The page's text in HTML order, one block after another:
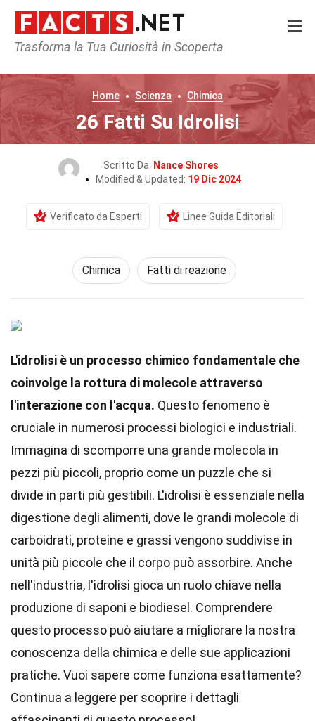
Trasforma la Tua Curiosità in Scoperta
Home Scienza Chimica
26 Fatti Su Idrolisi
Scritto Da: Nance Shores
Modified & Updated: 19 Dic 2024
Verificato da Esperti Linee Guida Editoriali
Chimica Fatti di reazione
L'idrolisi è un processo chimico fondamentale che
coinvolge la rottura di molecole attraverso
l'interazione con l'acqua. Questo fenomeno è
cruciale in numerosi processi biologici e industriali.
Immagina di scomporre una grande molecola in
pezzi più piccoli, proprio come un puzzle che si
divide in parti più gestibili. L'idrolisi è essenziale nella
digestione degli alimenti, dove le grandi molecole di
carboidrati, proteine e grassi vengono suddivise in
unità più piccole che il corpo può assorbire. Anche
nell'industria, l'idrolisi gioca un ruolo chiave nella
produzione di saponi e biodiesel. Comprendere
questo processo può aiutare a migliorare la nostra
conoscenza della chimica e delle sue applicazioni
pratiche. Vuoi sapere come funziona esattamente?
Continua a leggere per scoprire i dettagli